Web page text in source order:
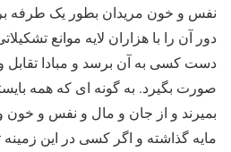
نفس و خون مریدان بطور یک طرفه
دور آن را با هزاران لایه موانع
دست کسی به آن برسد و مبادا
صورت بگیرد. به گونه ای که همه
بمیرند و از جان و مال و نفس و خون
مایه گذاشته و اگر کسی در این